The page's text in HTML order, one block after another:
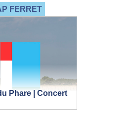
FERRET
Phare | Concert